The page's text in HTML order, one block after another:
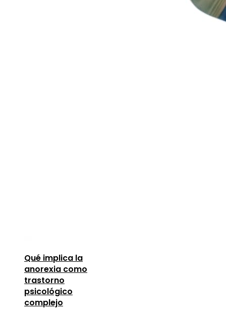
Qué implica la
anorexia como
trastorno
psicológico
complejo